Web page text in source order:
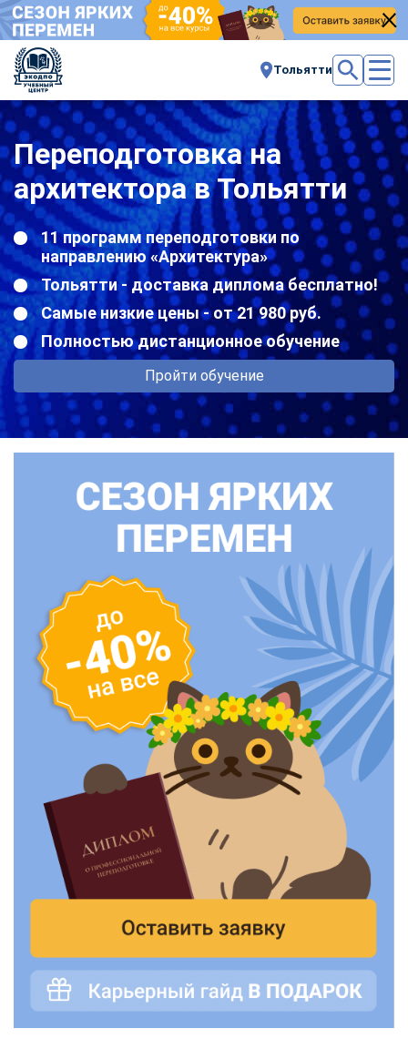
Тольятти
Переподготовка на
архитектора в Тольятти
11 программ переподготовки по
направлению «Архитектура»
Тольятти - доставка диплома бесплатно!
Самые низкие цены - от 21 980 руб.
Полностью дистанционное обучение
Пройти обучение